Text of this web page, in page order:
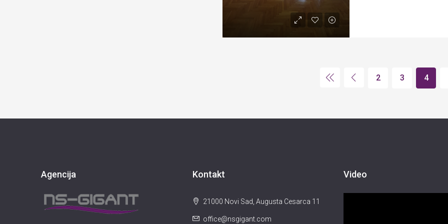
2 3 4
Agencija Kontakt
21000 Novi Sad, Augusta Cesarca 11
office@nsgigant.com
Video